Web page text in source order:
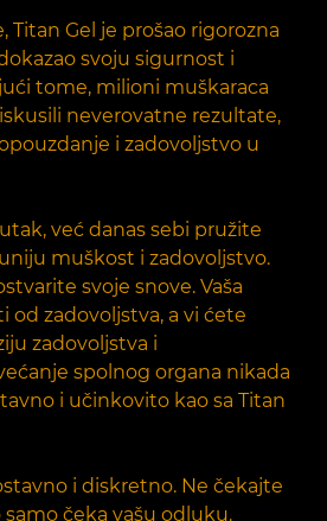
Titan Gel je prošao rigorozna
svoju sigurnost i
tome, milioni muškaraca
neverovatne rezultate,
i zadovoljstvo u
već danas sebi pružite
muškost i zadovoljstvo.
svoje snove. Vaša
od zadovoljstva, a vi ćete
zadovoljstva i
spolnog organa nikada
i učinkovito kao sa Titan
i diskretno. Ne čekajte
samo čeka vašu odluku.